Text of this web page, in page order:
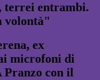
terrei entrambi.
volontà"
ex
microfoni di
con il